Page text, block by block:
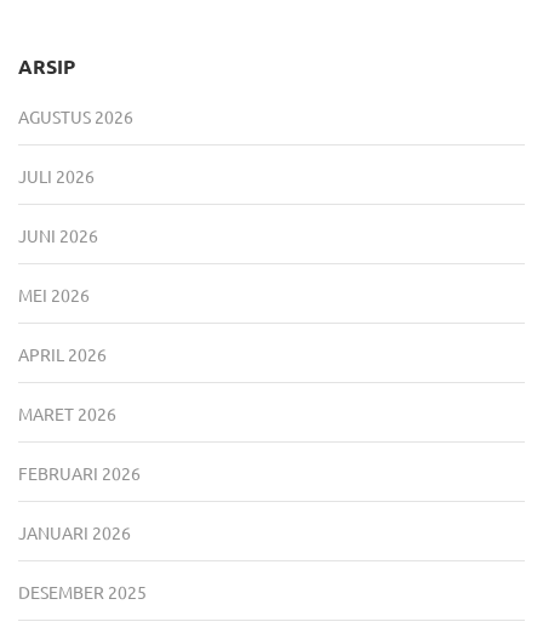
ARSIP
AGUSTUS 2026
JULI 2026
JUNI 2026
MEI 2026
APRIL 2026
MARET 2026
FEBRUARI 2026
JANUARI 2026
DESEMBER 2025